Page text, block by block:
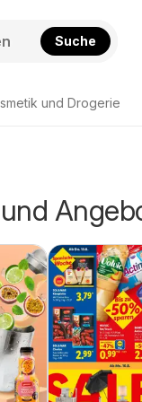
Suche
und Drogerie